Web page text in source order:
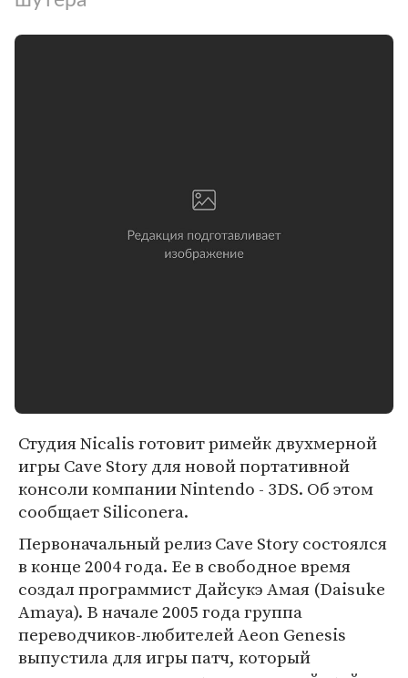
Студия Nicalis готовит римейк двухмерной
игры Cave Story для новой портативной
консоли компании Nintendo - 3DS. Об этом
сообщает Siliconera.
Первоначальный релиз Cave Story состоялся
в конце 2004 года. Ее в свободное время
создал программист Дайсукэ Амая (Daisuke
Amaya). В начале 2005 года группа
переводчиков-любителей Aeon Genesis
выпустила для игры патч, который